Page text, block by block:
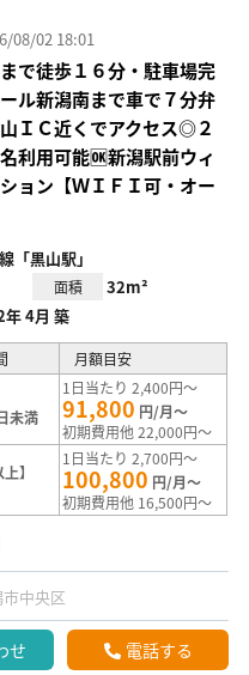
08/02 18:01
まで徒歩１６分・駐車場完
ル新潟南まで車で７分弁
ＩＣ近くでアクセス◎２
利用可能🆗新潟駅前ウィ
ョン【ＷＩＦＩ可・オー
「黒山駅」
面積 32m²
4月 築
月額目安
未満
1日当たり 2,400円～
91,800 円/月～
初期費用他 22,000円～
】
1日当たり 2,700円～
100,800 円/月～
初期費用他 16,500円～
中央区
せ 電話する